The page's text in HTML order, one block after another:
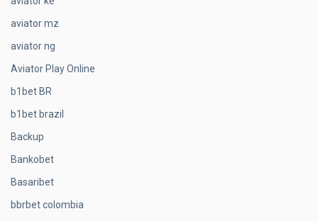
aviator mz
aviator ng
Aviator Play Online
b1bet BR
b1bet brazil
Backup
Bankobet
Basaribet
bbrbet colombia